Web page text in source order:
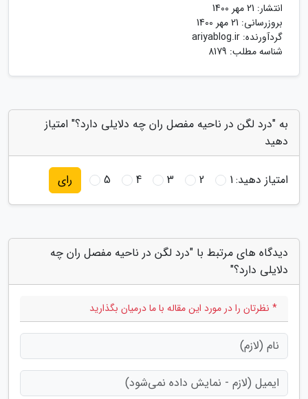
انتشار: 21 مهر 1400
بروزرسانی: 21 مهر 1400
گردآورنده: ariyablog.ir
شناسه مطلب: 8179
به "درد لگن در ناحیه مفصل ران چه دلایلی دارد؟" امتیاز
دهید
امتیاز دهید:1
2
3
4
5 رای
دیدگاه های مرتبط با "درد لگن در ناحیه مفصل ران چه
دلایلی دارد؟"
* نظرتان را در مورد این مقاله با ما درمیان بگذارید